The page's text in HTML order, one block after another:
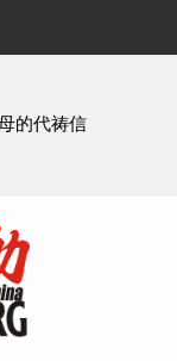
的代祷信